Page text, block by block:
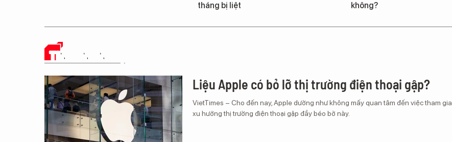
tháng bị liệt
không?
TIN CÔNG NGHỆ
Liệu Apple có bỏ lỡ thị trường điện thoại gập?
VietTimes – Cho đến nay, Apple dường như không mấy quan tâm đến việc tham gia
xu hướng thị trường điện thoại gập đầy béo bở này.